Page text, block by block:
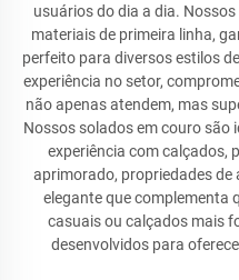
usuários do dia a dia.
materiais de primeira linha,
perfeito para diversos estilos
experiência no setor,
não apenas atendem, mas
Nossos solados em couro são
experiência com calçados,
aprimorado, propriedades de
elegante que complementa
casuais ou calçados mais
desenvolvidos para